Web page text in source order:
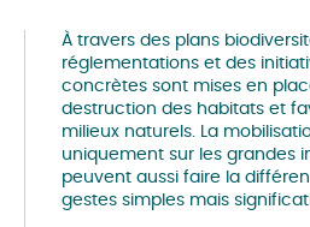
À travers des plans
réglementations et des
concrètes sont mises en
destruction des habitats et
milieux naturels. La
uniquement sur les grandes
peuvent aussi faire la
gestes simples mais